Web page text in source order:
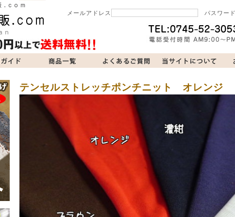
メールアドレス パスワー
当サイトについて お問い合わせ 買い物カゴ
テンセルストレッチポンチニット オレンジ